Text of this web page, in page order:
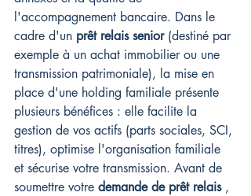
l'accompagnement bancaire. Dans le
cadre d'un prêt relais senior (destiné par
exemple à un achat immobilier ou une
transmission patrimoniale), la mise en
place d'une holding familiale présente
plusieurs bénéfices : elle facilite la
gestion de vos actifs (parts sociales, SCI,
titres), optimise l'organisation familiale
et sécurise votre transmission. Avant de
soumettre votre demande de prêt relais ,